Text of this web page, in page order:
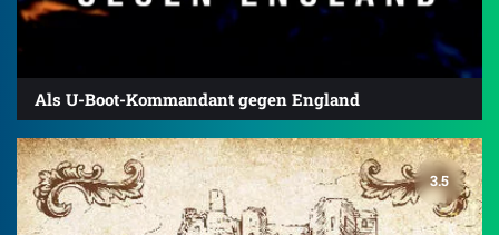
Als U-Boot-Kommandant gegen England
3.5